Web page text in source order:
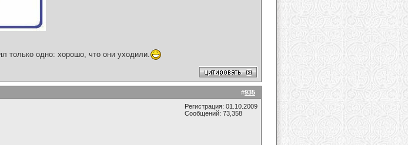
только одно: хорошо, что они уходили.
#935
Регистрация: 01.10.2009
Сообщений: 73,358